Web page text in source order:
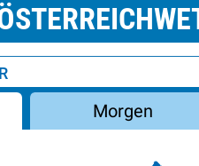
Morgen